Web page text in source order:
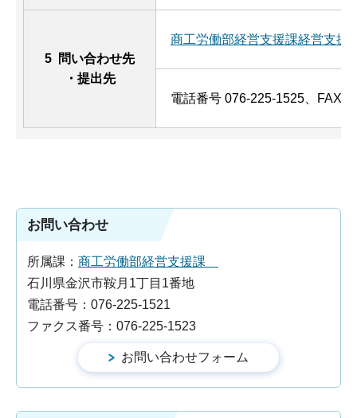
5 問い合わせ先
・提出先
商工労働部経営支援課経営支援
電話番号 076-225-1525、FAX
お問い合わせ
所属課： 商工労働部経営支援課
石川県金沢市鞍月1丁目1番地
電話番号：076-225-1521
ファクス番号：076-225-1523